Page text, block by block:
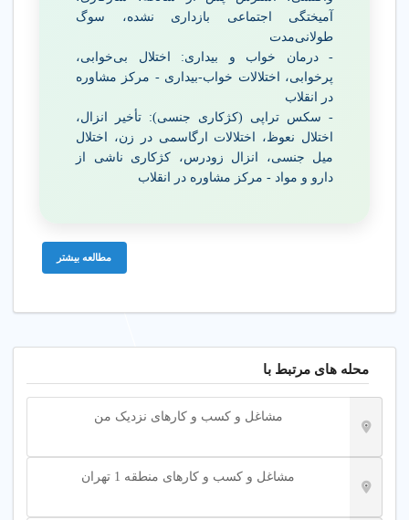
آمیختگی اجتماعی بازداری نشده، سوگ
طولانی‌مدت
- درمان خواب و بیداری: اختلال بی‌خوابی،
پرخوابی، اختلالات خواب-بیداری - مرکز مشاوره
در انقلاب
- سکس تراپی (کژکاری جنسی): تأخیر انزال،
اختلال نعوظ، اختلالات ارگاسمی در زن، اختلال
میل جنسی، انزال زودرس، کژکاری ناشی از
دارو و مواد - مرکز مشاوره در انقلاب
مطالعه بیشتر
محله های مرتبط با
مشاغل و کسب و کارهای نزدیک من
مشاغل و کسب و کارهای منطقه 1 تهران